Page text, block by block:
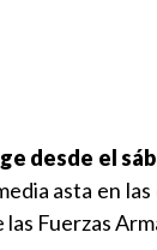
desde el
asta en
Fuerzas